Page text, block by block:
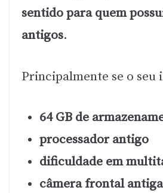
sentido para quem
antigos.
Principalmente se o seu
64 GB de
processador antigo
dificuldade em
câmera frontal antiga